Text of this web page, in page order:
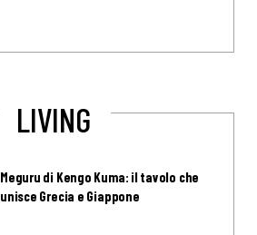
LIVING
Meguru di Kengo Kuma: il tavolo che
unisce Grecia e Giappone